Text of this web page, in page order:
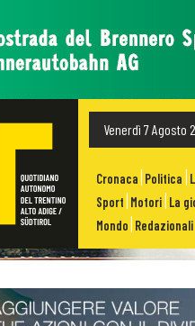
Venerdì 7 Agosto
Cronaca Politica
Sport Motori La
Mondo Redazionali